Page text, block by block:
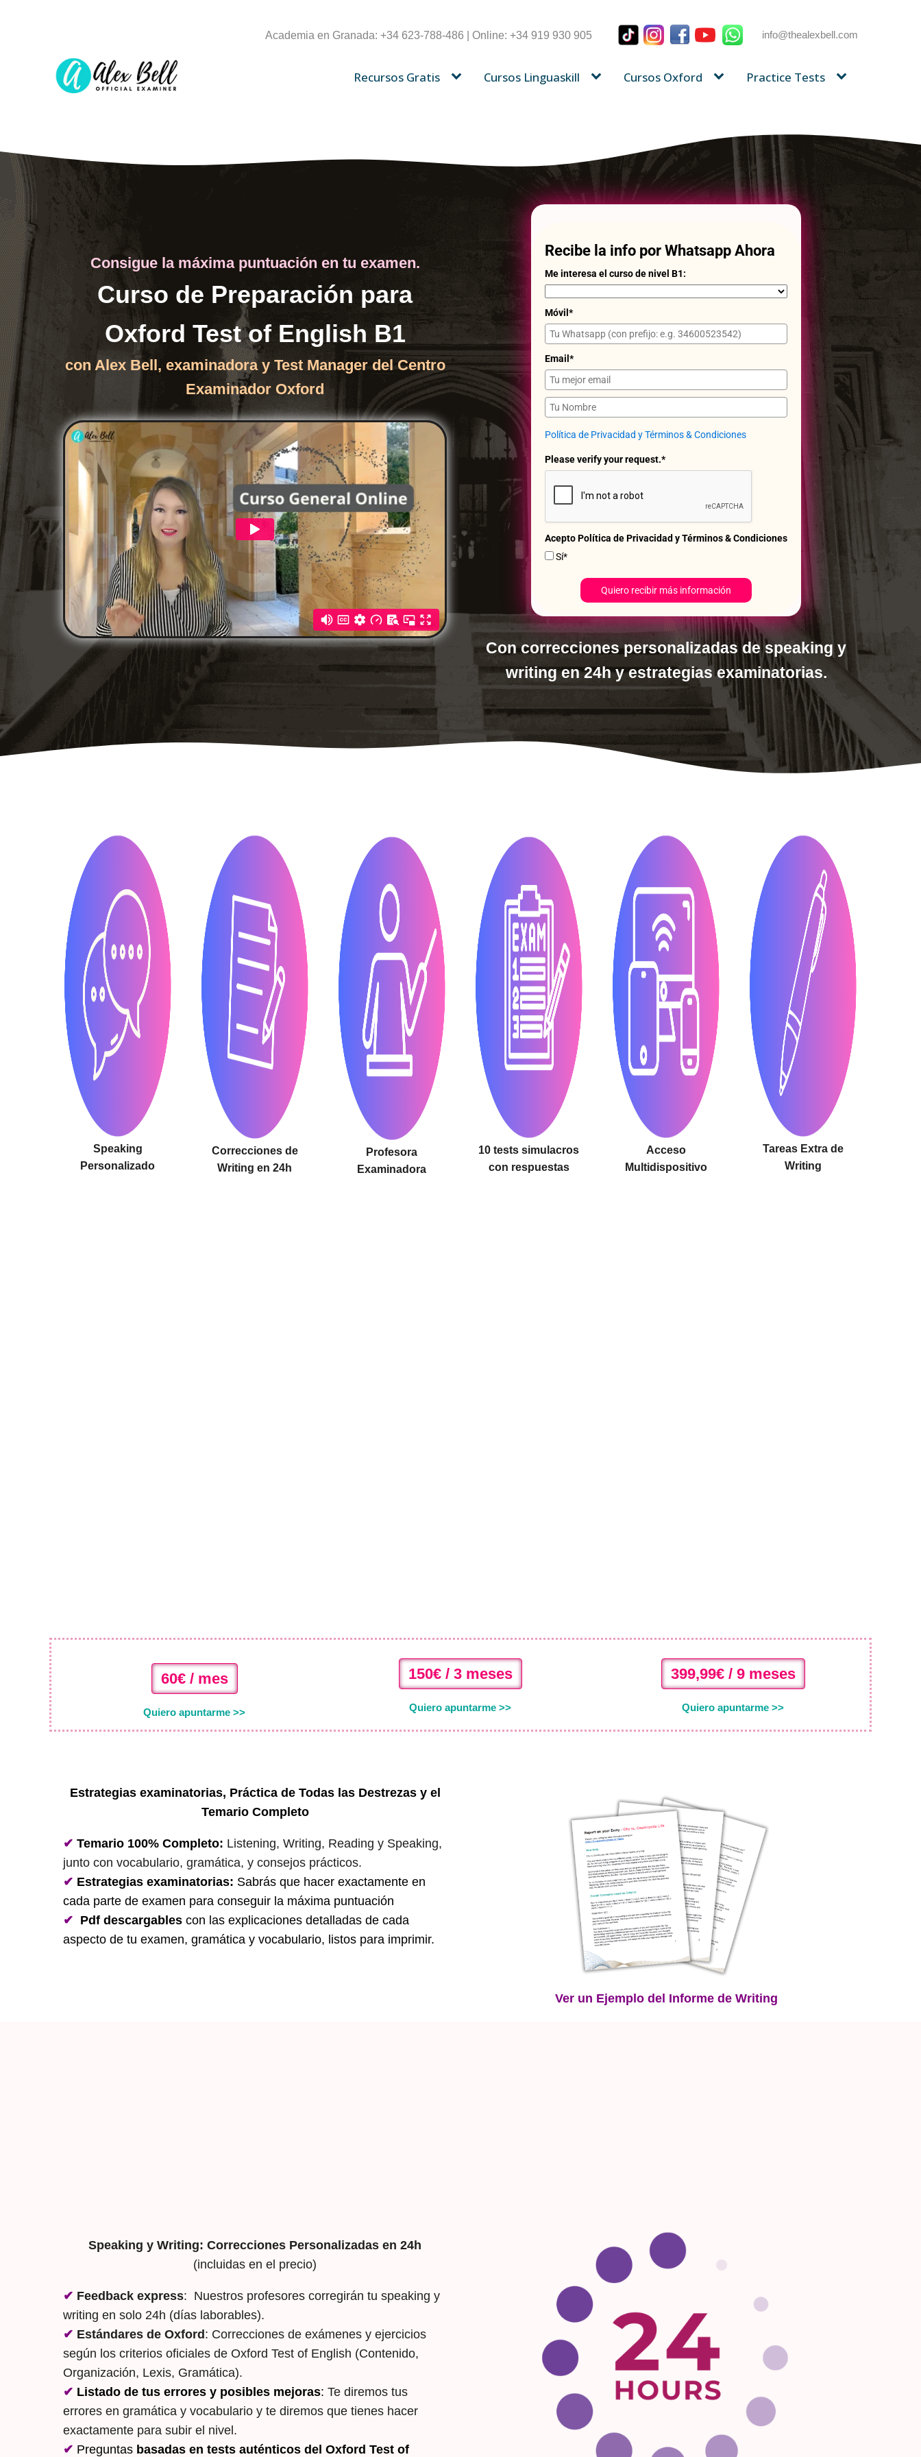
Academia en Granada: +34 623-788-486 | Online: +34 919 930 905 info@thealexbell.com
Recursos Gratis Cursos Linguaskill Cursos Oxford Practice Tests
Consigue la máxima puntuación en tu examen.
Curso de Preparación para
Oxford Test of English B1
con Alex Bell, examinadora y Test Manager del Centro
Examinador Oxford
Recibe la info por Whatsapp Ahora
Me interesa el curso de nivel B1:
Móvil*
Email*
Política de Privacidad y Términos & Condiciones
Please verify your request.*
Acepto Política de Privacidad y Términos & Condiciones
Sí*
Quiero recibir más información
Con correcciones personalizadas de speaking y
writing en 24h y estrategias examinatorias.
Speaking
Personalizado
Correcciones de
Writing en 24h
Profesora
Examinadora
10 tests simulacros
con respuestas
Acceso
Multidispositivo
Tareas Extra de
Writing
60€ / mes
Quiero apuntarme >>
150€ / 3 meses
Quiero apuntarme >>
399,99€ / 9 meses
Quiero apuntarme >>
Estrategias examinatorias, Práctica de Todas las Destrezas y el
Temario Completo
✔ Temario 100% Completo: Listening, Writing, Reading y Speaking,
junto con vocabulario, gramática, y consejos prácticos.
✔ Estrategias examinatorias: Sabrás que hacer exactamente en
cada parte de examen para conseguir la máxima puntuación
✔ Pdf descargables con las explicaciones detalladas de cada
aspecto de tu examen, gramática y vocabulario, listos para imprimir.
Ver un Ejemplo del Informe de Writing
Speaking y Writing: Correcciones Personalizadas en 24h
(incluidas en el precio)
✔ Feedback express: Nuestros profesores corregirán tu speaking y
writing en solo 24h (días laborables).
✔ Estándares de Oxford : Correcciones de exámenes y ejercicios
según los criterios oficiales de Oxford Test of English (Contenido,
Organización, Lexis, Gramática).
✔ Listado de tus errores y posibles mejoras: Te diremos tus
errores en gramática y vocabulario y te diremos que tienes hacer
exactamente para subir el nivel.
✔ Preguntas basadas en tests auténticos del Oxford Test of